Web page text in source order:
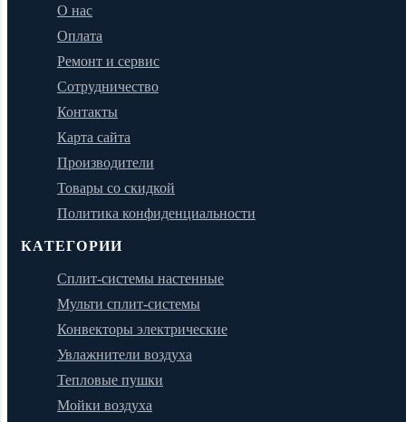
О нас
Оплата
Ремонт и сервис
Сотрудничество
Контакты
Карта сайта
Производители
Товары со скидкой
Политика конфиденциальности
КАТЕГОРИИ
Сплит-системы настенные
Мульти сплит-системы
Конвекторы электрические
Увлажнители воздуха
Тепловые пушки
Мойки воздуха